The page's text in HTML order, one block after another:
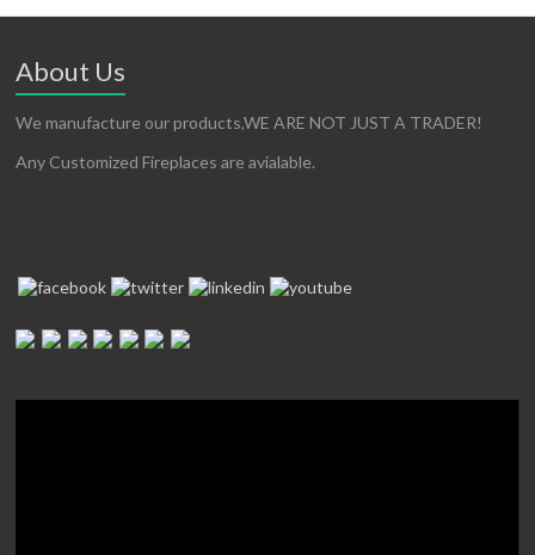
About Us
We manufacture our products,WE ARE NOT JUST A TRADER!
Any Customized Fireplaces are avialable.